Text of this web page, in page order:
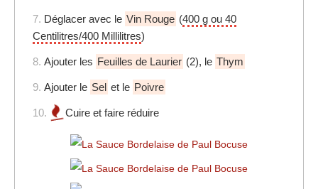
7. Déglacer avec le Vin Rouge (400 g ou 40
Centilitres/400 Millilitres)
8. Ajouter les Feuilles de Laurier (2), le Thym
9. Ajouter le Sel et le Poivre
10. Cuire et faire réduire